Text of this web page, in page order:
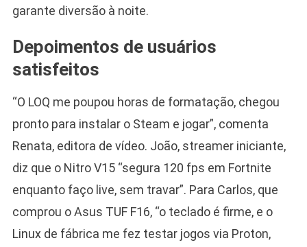
garante diversão à noite.
Depoimentos de usuários
satisfeitos
“O LOQ me poupou horas de formatação, chegou
pronto para instalar o Steam e jogar”, comenta
Renata, editora de vídeo. João, streamer iniciante,
diz que o Nitro V15 “segura 120 fps em Fortnite
enquanto faço live, sem travar”. Para Carlos, que
comprou o Asus TUF F16, “o teclado é firme, e o
Linux de fábrica me fez testar jogos via Proton,